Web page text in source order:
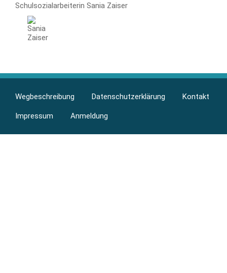
Schulsozialarbeiterin Sania Zaiser
Berufsfelder
Footer
menu
Wegbeschreibung Datenschutzerklärung Kontakt
Impressum Anmeldung